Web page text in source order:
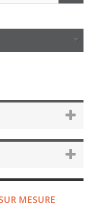
MESURE